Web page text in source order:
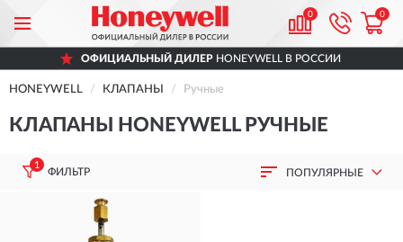
0 0
ОФИЦИАЛЬНЫЙ ДИЛЕР HONEYWELL В РОССИИ
HONEYWELL КЛАПАНЫ Ручные
КЛАПАНЫ HONEYWELL РУЧНЫЕ
1
ФИЛЬТР ПОПУЛЯРНЫЕ